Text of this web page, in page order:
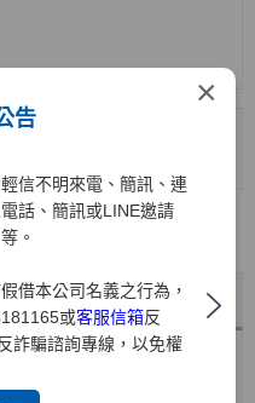
×
告
信不明來電、簡訊、連
話、簡訊或LINE邀請
。
借本公司名義之行為，
或客服信箱反
詐騙諮詢專線，以免權
詳細說明